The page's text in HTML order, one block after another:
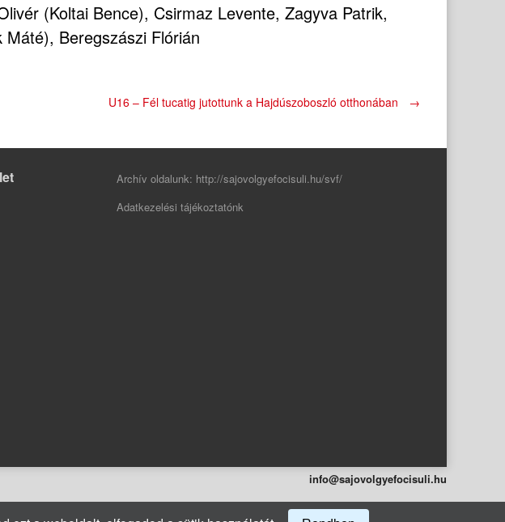
(Koltai Bence), Csirmaz Levente, Zagyva Patrik,
Beregszászi Flórián
U16 – Fél tucatig jutottunk a Hajdúszoboszló otthonában →
Archív oldalunk: http://sajovolgyefocisuli.hu/svf/
Adatkezelési tájékoztatónk
info@sajovolgyefocisuli.hu